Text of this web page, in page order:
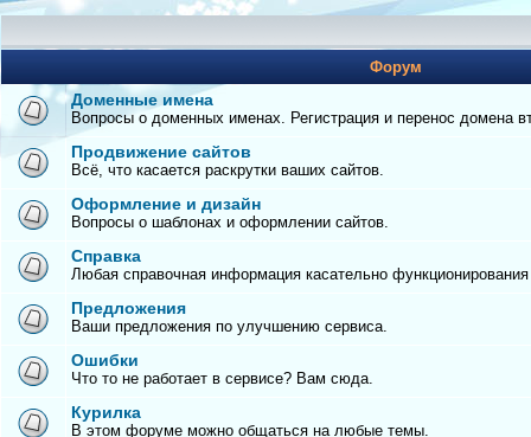
Форум
Доменные имена
Вопросы о доменных именах. Регистрация и перенос домена
Продвижение сайтов
Всё, что касается раскрутки ваших сайтов.
Оформление и дизайн
Вопросы о шаблонах и оформлении сайтов.
Справка
Любая справочная информация касательно
Предложения
Ваши предложения по улучшению сервиса.
Ошибки
Что то не работает в сервисе? Вам сюда.
Курилка
В этом форуме можно общаться на любые темы.